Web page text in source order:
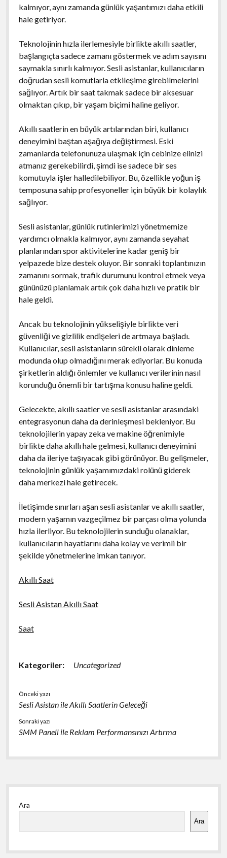
kalmıyor, aynı zamanda günlük yaşantımızı daha etkili
hale getiriyor.
Teknolojinin hızla ilerlemesiyle birlikte akıllı saatler,
başlangıçta sadece zamanı göstermek ve adım sayısını
saymakla sınırlı kalmıyor. Sesli asistanlar, kullanıcıların
doğrudan sesli komutlarla etkileşime girebilmelerini
sağlıyor. Artık bir saat takmak sadece bir aksesuar
olmaktan çıkıp, bir yaşam biçimi haline geliyor.
Akıllı saatlerin en büyük artılarından biri, kullanıcı
deneyimini baştan aşağıya değiştirmesi. Eski
zamanlarda telefonunuza ulaşmak için cebinize elinizi
atmanız gerekebilirdi, şimdi ise sadece bir ses
komutuyla işler halledilebiliyor. Bu, özellikle yoğun iş
temposuna sahip profesyoneller için büyük bir kolaylık
sağlıyor.
Sesli asistanlar, günlük rutinlerimizi yönetmemize
yardımcı olmakla kalmıyor, aynı zamanda seyahat
planlarından spor aktivitelerine kadar geniş bir
yelpazede bize destek oluyor. Bir sonraki toplantınızın
zamanını sormak, trafik durumunu kontrol etmek veya
gününüzü planlamak artık çok daha hızlı ve pratik bir
hale geldi.
Ancak bu teknolojinin yükselişiyle birlikte veri
güvenliği ve gizlilik endişeleri de artmaya başladı.
Kullanıcılar, sesli asistanların sürekli olarak dinleme
modunda olup olmadığını merak ediyorlar. Bu konuda
şirketlerin aldığı önlemler ve kullanıcı verilerinin nasıl
korunduğu önemli bir tartışma konusu haline geldi.
Gelecekte, akıllı saatler ve sesli asistanlar arasındaki
entegrasyonun daha da derinleşmesi bekleniyor. Bu
teknolojilerin yapay zeka ve makine öğrenimiyle
birlikte daha akıllı hale gelmesi, kullanıcı deneyimini
daha da ileriye taşıyacak gibi görünüyor. Bu gelişmeler,
teknolojinin günlük yaşamımızdaki rolünü giderek
daha merkezi hale getirecek.
İletişimde sınırları aşan sesli asistanlar ve akıllı saatler,
modern yaşamın vazgeçilmez bir parçası olma yolunda
hızla ilerliyor. Bu teknolojilerin sunduğu olanaklar,
kullanıcıların hayatlarını daha kolay ve verimli bir
şekilde yönetmelerine imkan tanıyor.
Akıllı Saat
Sesli Asistan Akıllı Saat
Saat
Kategoriler: Uncategorized
Önceki yazı
Sesli Asistan ile Akıllı Saatlerin Geleceği
Sonraki yazı
SMM Paneli ile Reklam Performansınızı Artırma
Yan
Menü
Ara
Ara